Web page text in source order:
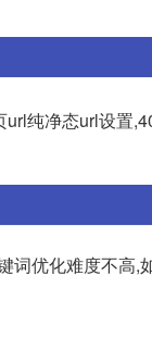
url纯净态url设置
词优化难度不高,